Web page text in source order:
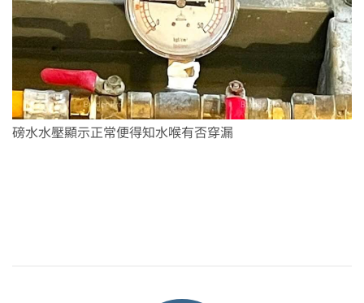
磅水水壓顯示正常便得知水喉有否穿漏